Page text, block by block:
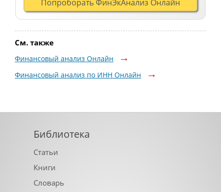
Попроборать ФинЭкАнализ Онлайн
См. также
Финансовый анализ Онлайн
Финансовый анализ по ИНН Онлайн
Библиотека
Статьи
Книги
Словарь